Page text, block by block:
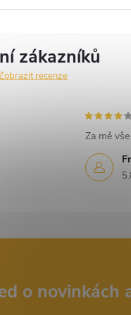
zákazníků
recenze
Za mě
o novinkách